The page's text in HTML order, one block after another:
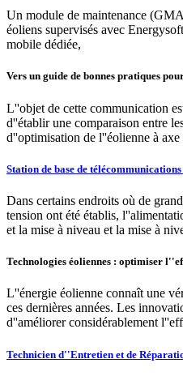
Un module de maintenance
éoliens supervisés avec
mobile dédiée,
Vers un guide de bonnes pratiques
L''objet de cette communication
d''établir une comparaison entre
d''optimisation de l''éolienne à
Station de base de
Dans certains endroits où de
tension ont été établis,
et la mise à niveau et la mise à
Technologies éoliennes : optimiser
L''énergie éolienne connaît une
ces dernières années. Les
d''améliorer considérablement
Technicien d''Entretien et de